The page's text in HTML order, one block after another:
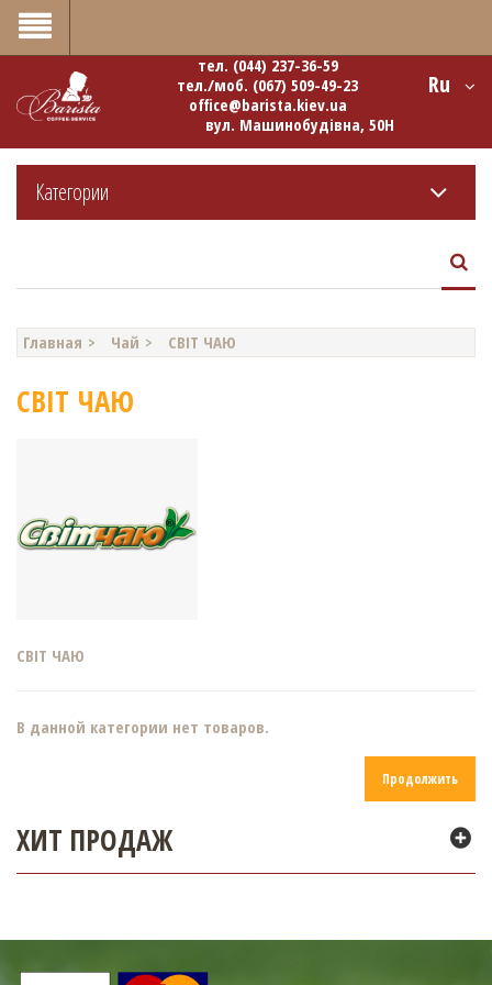
Ru
тел. (044) 237-36-59
тел./моб. (067) 509-49-23
office@barista.kiev.ua
вул. Машинобудівна, 50Н
Категории
Главная Чай СВІТ ЧАЮ
СВІТ ЧАЮ
СВІТ ЧАЮ
В данной категории нет товаров.
Продолжить
ХИТ ПРОДАЖ